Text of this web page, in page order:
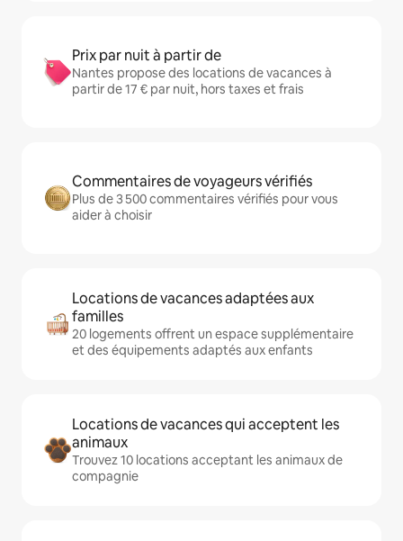
Prix par nuit à partir de
Nantes propose des locations de vacances à
partir de 17 € par nuit, hors taxes et frais
Commentaires de voyageurs vérifiés
Plus de 3 500 commentaires vérifiés pour vous
aider à choisir
Locations de vacances adaptées aux
familles
20 logements offrent un espace supplémentaire
et des équipements adaptés aux enfants
Locations de vacances qui acceptent les
animaux
Trouvez 10 locations acceptant les animaux de
compagnie